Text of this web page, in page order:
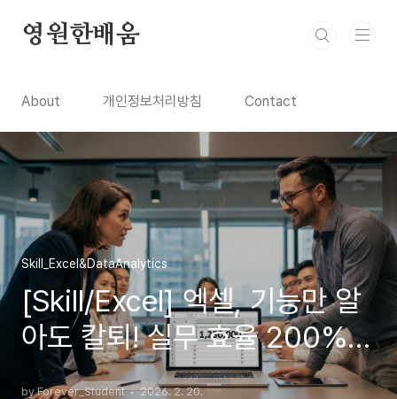
영원한배움
About 개인정보처리방침 Contact
Skill_Excel&DataAnalytics
[Skill/Excel] 엑셀, 기능만 알
아도 칼퇴! 실무 효율 200%
높이는 핵심 기능 마스터하기
by Forever_Student 2026. 2. 20.